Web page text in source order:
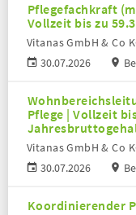
Pflegefachkraft
Vollzeit bis zu
30.07.2026
Vitanas GmbH & Co
Pflege | Vollzeit
30.07.2026
Vitanas GmbH & Co
Koordinierender